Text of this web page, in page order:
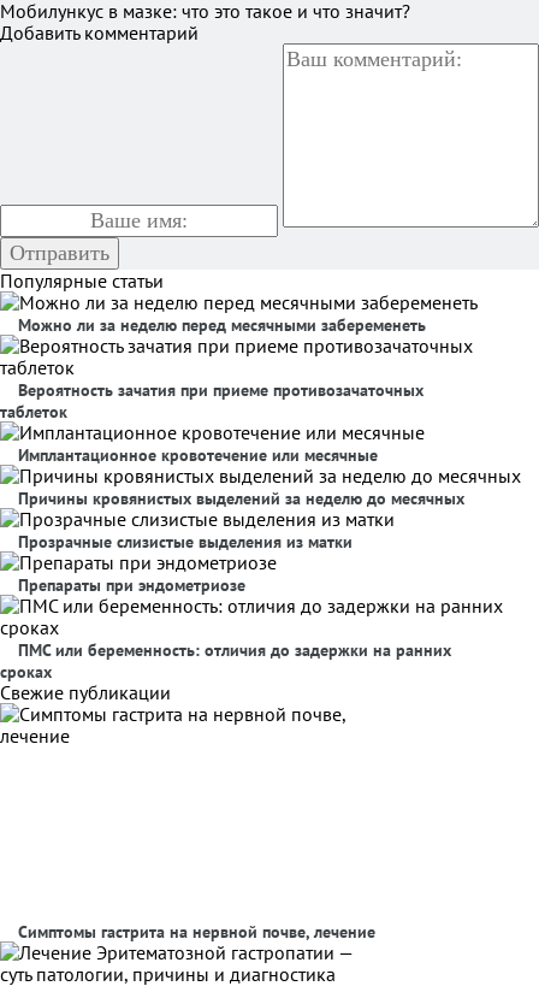
Мобилункус в мазке: что это такое и что значит?
Добавить комментарий
Популярные статьи
Можно ли за неделю перед месячными забеременеть
Вероятность зачатия при приеме противозачаточных
таблеток
Имплантационное кровотечение или месячные
Причины кровянистых выделений за неделю до месячных
Прозрачные слизистые выделения из матки
Препараты при эндометриозе
ПМС или беременность: отличия до задержки на ранних
сроках
Свежие публикации
Симптомы гастрита на нервной почве, лечение